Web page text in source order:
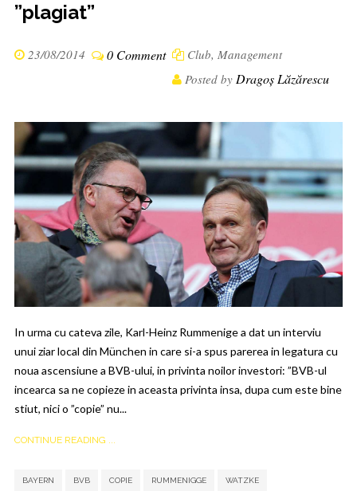
”plagiat”
23/08/2014 0 Comment Club, Management
Posted by Dragoș Lăzărescu
In urma cu cateva zile, Karl-Heinz Rummenige a dat un interviu
unui ziar local din München in care si-a spus parerea in legatura cu
noua ascensiune a BVB-ului, in privinta noilor investori: ”BVB-ul
incearca sa ne copieze in aceasta privinta insa, dupa cum este bine
stiut, nici o ”copie” nu...
CONTINUE READING ...
BAYERN BVB COPIE RUMMENIGGE WATZKE